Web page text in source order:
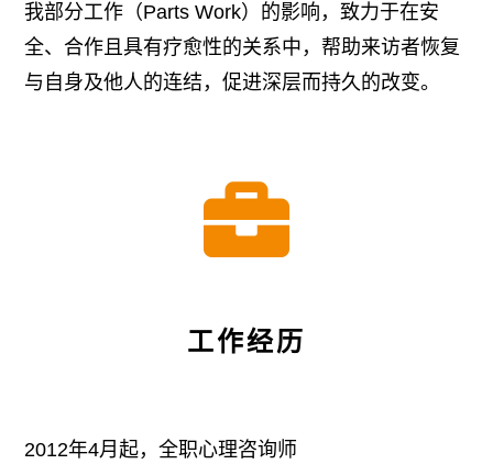
我部分工作（Parts Work）的影响，致力于在安
全、合作且具有疗愈性的关系中，帮助来访者恢复
与自身及他人的连结，促进深层而持久的改变。

工作经历
2012年4月起，全职心理咨询师